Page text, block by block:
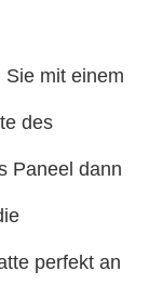
Sie mit einem
des
Paneel dann
perfekt an